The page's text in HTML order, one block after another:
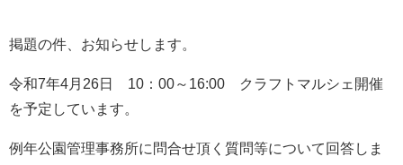
掲題の件、お知らせします。
令和7年4月26日 10：00～16:00 クラフトマルシェ開催
を予定しています。
例年公園管理事務所に問合せ頂く質問等について回答しま